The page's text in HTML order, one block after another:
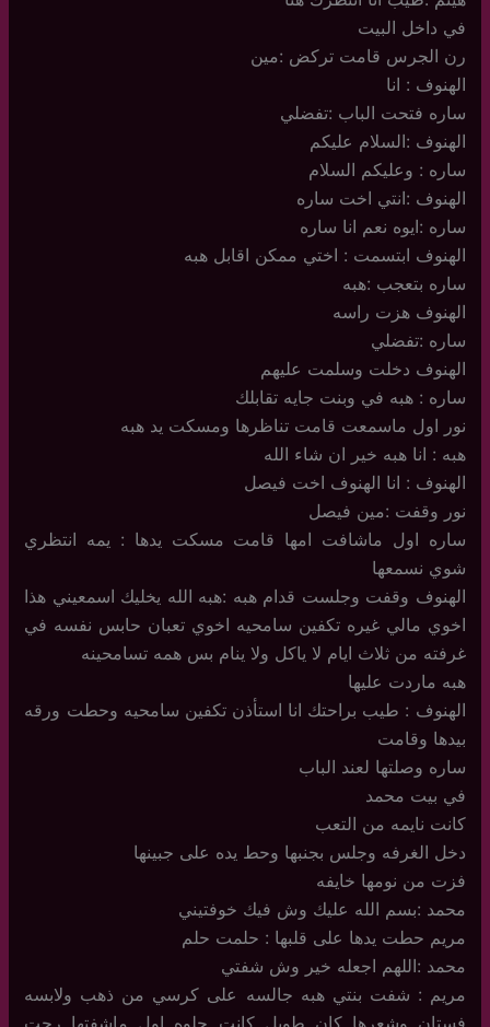
في داخل البيت
رن الجرس قامت تركض :مين
الهنوف : انا
ساره فتحت الباب :تفضلي
الهنوف :السلام عليكم
ساره : وعليكم السلام
الهنوف :انتي اخت ساره
ساره :ايوه نعم انا ساره
الهنوف ابتسمت : اختي ممكن اقابل هبه
ساره بتعجب :هبه
الهنوف هزت راسه
ساره :تفضلي
الهنوف دخلت وسلمت عليهم
ساره : هبه في وبنت جايه تقابلك
نور اول ماسمعت قامت تناظرها ومسكت يد هبه
هبه : انا هبه خير ان شاء الله
الهنوف : انا الهنوف اخت فيصل
نور وقفت :مين فيصل
ساره اول ماشافت امها قامت مسكت يدها : يمه انتظري
شوي نسمعها
الهنوف وقفت وجلست قدام هبه :هبه الله يخليك اسمعيني هذا
اخوي مالي غيره تكفين سامحيه اخوي تعبان حابس نفسه في
غرفته من ثلاث ايام لا ياكل ولا ينام بس همه تسامحينه
هبه ماردت عليها
الهنوف : طيب براحتك انا استأذن تكفين سامحيه وحطت ورقه
بيدها وقامت
ساره وصلتها لعند الباب
في بيت محمد
كانت نايمه من التعب
دخل الغرفه وجلس بجنبها وحط يده على جبينها
فزت من نومها خايفه
محمد :بسم الله عليك وش فيك خوفتيني
مريم حطت يدها على قلبها : حلمت حلم
محمد :اللهم اجعله خير وش شفتي
مريم : شفت بنتي هبه جالسه على كرسي من ذهب ولابسه